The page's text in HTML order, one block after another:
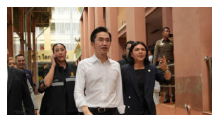
August 7, 2026 - 15:18 โดย พรรคเพื่อไทย